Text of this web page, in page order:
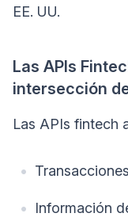
EE. UU.
Las APIs
intersección
Las APIs fintech
Información